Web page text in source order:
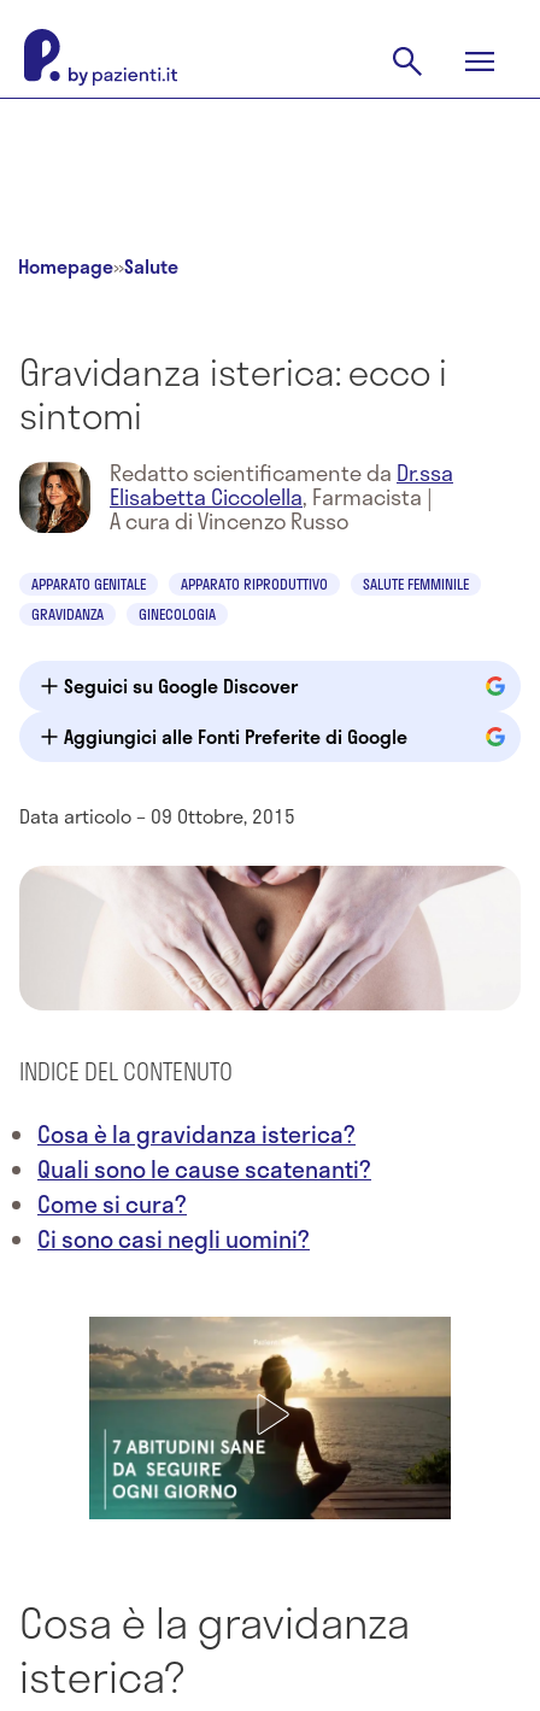
Homepage»Salute
Gravidanza isterica: ecco i
sintomi
Redatto scientificamente da Dr.ssa
Elisabetta Ciccolella, Farmacista |
A cura di Vincenzo Russo
APPARATO GENITALE APPARATO RIPRODUTTIVO
SALUTE FEMMINILE
GRAVIDANZA
GINECOLOGIA
Seguici su Google Discover
Aggiungici alle Fonti Preferite di Google
Data articolo – 09 Ottobre, 2015
INDICE DEL CONTENUTO
Cosa è la gravidanza isterica?
Quali sono le cause scatenanti?
Come si cura?
Ci sono casi negli uomini?
Cosa è la gravidanza
isterica?